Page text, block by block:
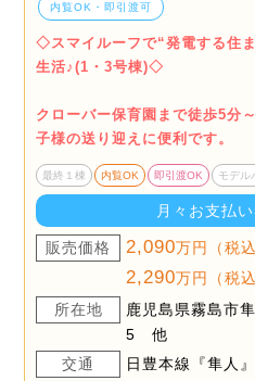
内覧OK・即引渡可
◇スマイルーフで“発電する住
生活♪(1・3号棟)◇
クローバー保育園まで徒歩5分
子様の送り迎えに便利です。
最終１棟 内覧OK 即引渡OK モデル
月々お支払い
販売価格 2,090万円（税
2,290万円（税
所在地
鹿児島県霧島市
5 他
交通
日豊本線『隼人